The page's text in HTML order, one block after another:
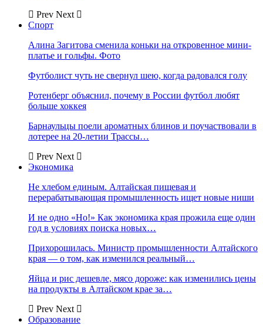
Prev Next
Спорт
Алина Загитова сменила коньки на откровенное мини-
платье и гольфы. Фото
Футболист чуть не свернул шею, когда радовался голу
Ротенберг объяснил, почему в России футбол любят
больше хоккея
Барнаульцы поели ароматных блинов и поучаствовали в
лотерее на 20-летии Трассы…
Prev Next
Экономика
Не хлебом единым. Алтайская пищевая и
перерабатывающая промышленность ищет новые ниши
И не одно «Но!» Как экономика края прожила еще один
год в условиях поиска новых…
Прихорошилась. Министр промышленности Алтайского
края — о том, как изменился реальный…
Яйца и рис дешевле, мясо дороже: как изменились цены
на продукты в Алтайском крае за…
Prev Next
Образование